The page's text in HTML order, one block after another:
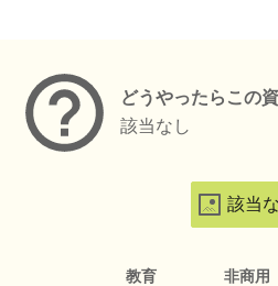
どうやったらこの
該当なし
該当
教育 非商用